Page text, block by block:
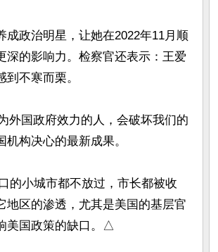
政治明星，让她在2022年11月顺
深的影响力。检察官还表示：王爱
不寒而栗。
外国政府效力的人，会破坏我们的
构决心的最新成果。
的小城市都不放过，市长都被收
地区的渗透，尤其是美国的基层官
美国政策的缺口。△